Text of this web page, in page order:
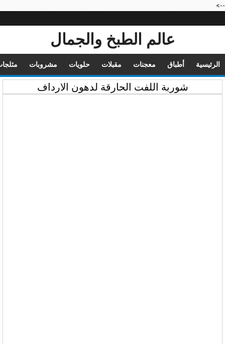
-->
عالم الطبخ والجمال
الرئيسية أطباق معجنات مقبلات حلويات مشروبات
شوربة اللفت الحارقة لدهون الارداف